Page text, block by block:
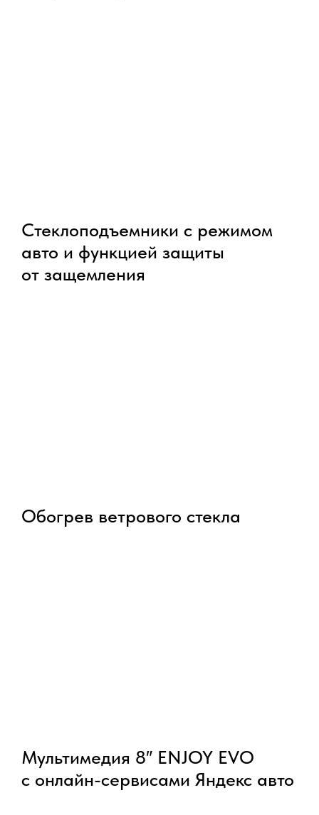
Стеклоподъемники с режимом
авто и функцией защиты
от защемления
Обогрев ветрового стекла
Мультимедия 8″ ENJOY EVO
с онлайн-сервисами Яндекс авто